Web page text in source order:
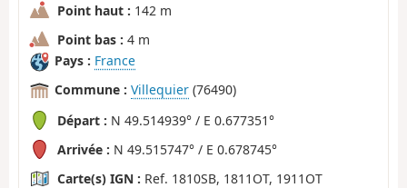
Point haut : 142 m
Point bas : 4 m
Pays : France
Commune : Villequier (76490)
Départ : N 49.514939° / E 0.677351°
Arrivée : N 49.515747° / E 0.678745°
Carte(s) IGN : Ref. 1810SB, 1811OT, 1911OT